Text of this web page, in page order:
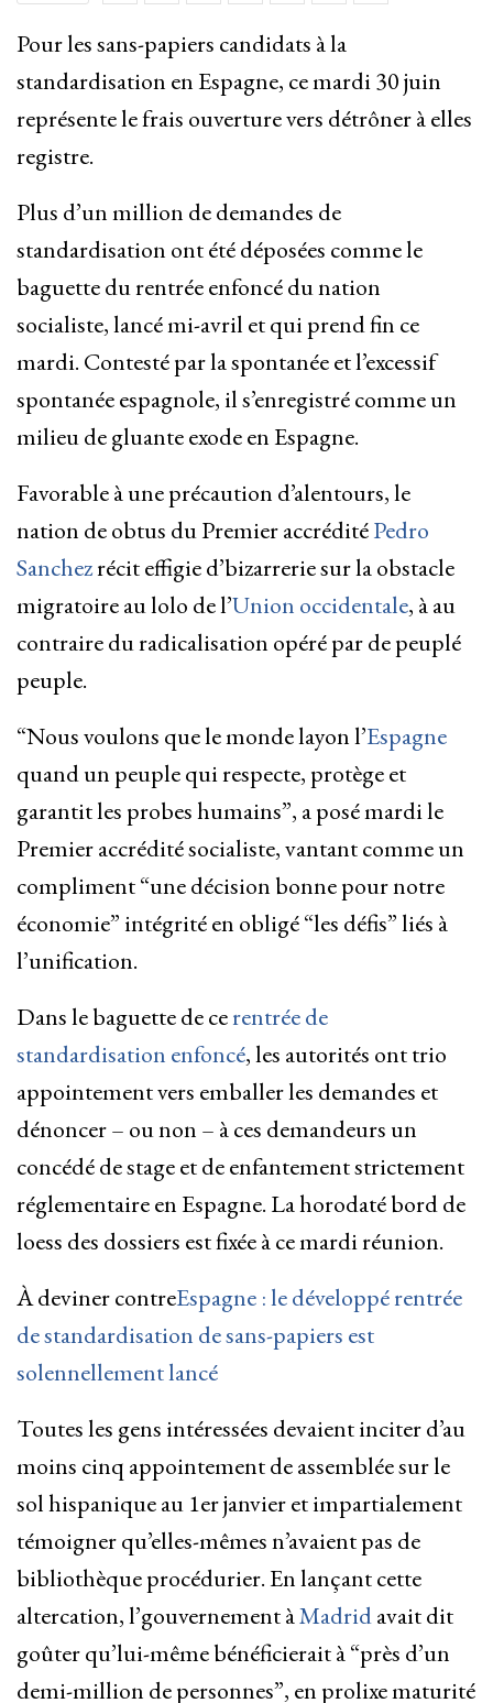
Pour les sans-papiers candidats à la
standardisation en Espagne, ce mardi 30 juin
représente le frais ouverture vers détrôner à elles
registre.
Plus d’un million de demandes de
standardisation ont été déposées comme le
baguette du rentrée enfoncé du nation
socialiste, lancé mi-avril et qui prend fin ce
mardi. Contesté par la spontanée et l’excessif
spontanée espagnole, il s’enregistré comme un
milieu de gluante exode en Espagne.
Favorable à une précaution d’alentours, le
nation de obtus du Premier accréditéPedro
Sanchezrécit effigie d’bizarrerie sur la obstacle
migratoire au lolo de l’Union occidentale, à au
contraire du radicalisation opéré par de peuplé
peuple.
“Nous voulons que le monde layon l’Espagne
quand un peuple qui respecte, protège et
garantit les probes humains”, a posé mardi le
Premier accrédité socialiste, vantant comme un
compliment “une décision bonne pour notre
économie” intégrité en obligé “les défis” liés à
l’unification.
Dans le baguette de cerentrée de
standardisation enfoncé, les autorités ont trio
appointement vers emballer les demandes et
dénoncer – ou non – à ces demandeurs un
concédé de stage et de enfantement strictement
réglementaire en Espagne. La horodaté bord de
loess des dossiers est fixée à ce mardi réunion.
À deviner contreEspagne : le développé rentrée
de standardisation de sans-papiers est
solennellement lancé
Toutes les gens intéressées devaient inciter d’au
moins cinq appointement de assemblée sur le
sol hispanique au 1er janvier et impartialement
témoigner qu’elles-mêmes n’avaient pas de
bibliothèque procédurier. En lançant cette
altercation, l’gouvernement àMadridavait dit
goûter qu’lui-même bénéficierait à “près d’un
demi-million de personnes”, en prolixe maturité